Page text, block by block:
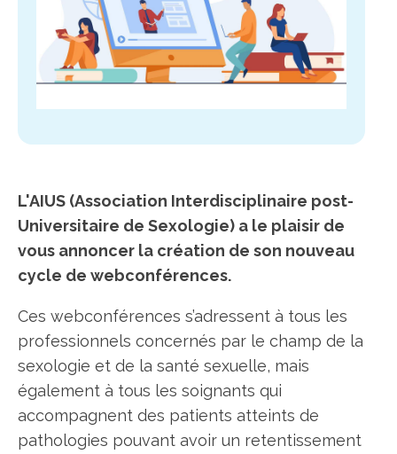
L'AIUS (Association Interdisciplinaire post-
Universitaire de Sexologie) a le plaisir de
vous annoncer la création de son nouveau
cycle de webconférences.
Ces webconférences s’adressent à tous les
professionnels concernés par le champ de la
sexologie et de la santé sexuelle, mais
également à tous les soignants qui
accompagnent des patients atteints de
pathologies pouvant avoir un retentissement